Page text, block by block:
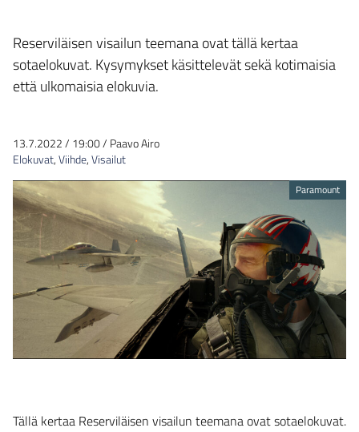
Reserviläisen visailun teemana ovat tällä kertaa
sotaelokuvat. Kysymykset käsittelevät sekä kotimaisia
että ulkomaisia elokuvia.
13.7.2022/ 19:00/ Paavo Airo
Elokuvat,Viihde,Visailut
Paramount
Tällä kertaa Reserviläisen visailun teemana ovat sotaelokuvat.